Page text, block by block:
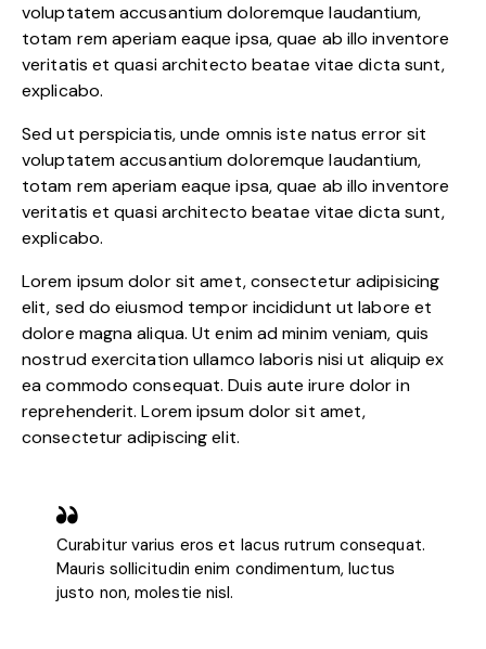
voluptatem accusantium doloremque laudantium,
totam rem aperiam eaque ipsa, quae ab illo inventore
veritatis et quasi architecto beatae vitae dicta sunt,
explicabo.
Sed ut perspiciatis, unde omnis iste natus error sit
voluptatem accusantium doloremque laudantium,
totam rem aperiam eaque ipsa, quae ab illo inventore
veritatis et quasi architecto beatae vitae dicta sunt,
explicabo.
Lorem ipsum dolor sit amet, consectetur adipisicing
elit, sed do eiusmod tempor incididunt ut labore et
dolore magna aliqua. Ut enim ad minim veniam, quis
nostrud exercitation ullamco laboris nisi ut aliquip ex
ea commodo consequat. Duis aute irure dolor in
reprehenderit. Lorem ipsum dolor sit amet,
consectetur adipiscing elit.
Curabitur varius eros et lacus rutrum consequat.
Mauris sollicitudin enim condimentum, luctus
justo non, molestie nisl.